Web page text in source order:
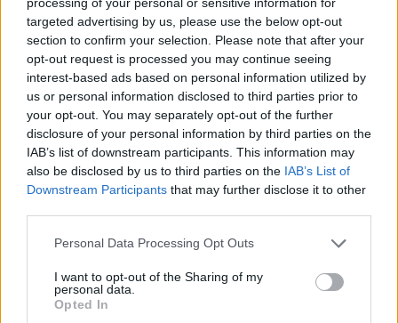
targeted advertising by us, please use the below opt-out
section to confirm your selection. Please note that after your
opt-out request is processed you may continue seeing
interest-based ads based on personal information utilized by
us or personal information disclosed to third parties prior to
your opt-out. You may separately opt-out of the further
disclosure of your personal information by third parties on the
IAB’s list of downstream participants. This information may
also be disclosed by us to third parties on the IAB’s List of
Downstream Participants that may further disclose it to other
Personal Data Processing Opt Outs
I want to opt-out of the Sharing of my
personal data.
Opted In
Zpravodajství
Příbram chce pokračovat v budování stání pro
kontejnery, někde situaci komplikují pozemky
Radek Ctibor - 7. 7. 2021
PŘÍBRAM - Třídění odpadu je zcela jistě ušlechtilá věc s ohledem na
ochranu přírody, nicméně kontejnery, ale nejen na tříděný odpad, na
území města...